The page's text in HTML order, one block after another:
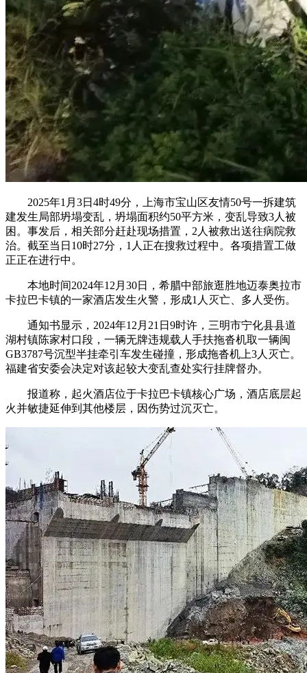
2025年1月3日4时49分，上海市宝山区友情50号一拆建筑
建发生局部坍塌变乱，坍塌面积约50平方米，变乱导致3人被
困。事发后，相关部分赶赴现场措置，2人被救出送往病院救
治。截至当日10时27分，1人正在搜救过程中。各项措置工做
正正在进行中。
本地时间2024年12月30日，希腊中部旅逛胜地迈泰奥拉市
卡拉巴卡镇的一家酒店发生火警，形成1人灭亡、多人受伤。
通知书显示，2024年12月21日9时许，三明市宁化县县道
湖村镇陈家村口段，一辆无牌违规载人手扶拖沓机取一辆闽
GB3787号沉型半挂牵引车发生碰撞，形成拖沓机上3人灭亡。
福建省安委会决定对该起较大变乱查处实行挂牌督办。
报道称，起火酒店位于卡拉巴卡镇核心广场，酒店底层起
火并敏捷延伸到其他楼层，因伤势过沉灭亡。